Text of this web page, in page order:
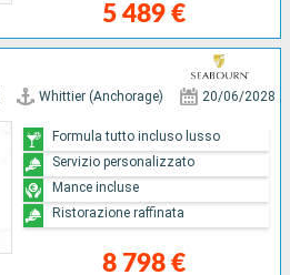
5 489 €
Whittier (Anchorage) 20/06/2028
8 798 €
Formula tutto incluso lusso
Servizio personalizzato
Mance incluse
Ristorazione raffinata